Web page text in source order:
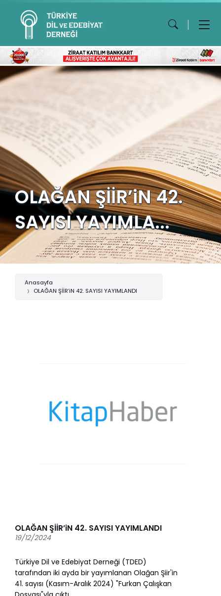
OLAĞAN ŞİİR’iN 42.
SAYISI YAYIMLA...
Anasayfa
OLAĞAN ŞİİR’iN 42. SAYISI YAYIMLANDI
OLAĞAN ŞİİR’iN 42. SAYISI YAYIMLANDI
19/12/2024
Türkiye Dil ve Edebiyat Derneği (TDED)
tarafından iki ayda bir yayımlanan Olağan Şiir'in
41. sayısı (Kasım-Aralık 2024) "Furkan Çalışkan